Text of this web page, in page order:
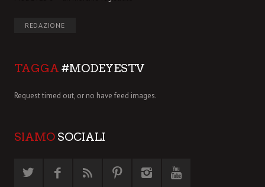
REDAZIONE
TAGGA #MODEYESTV
Request timed out, or no have feed images.
SIAMO SOCIALI